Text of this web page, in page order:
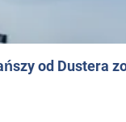
od Dustera